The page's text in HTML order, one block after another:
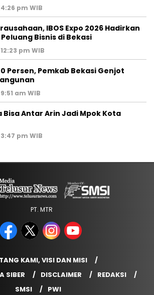
pm WIB
IBOS Expo 2026 Hadirkan
Bisnis di Bekasi
pm WIB
Persen, Pemkab Bekasi Genjot
am WIB
Bisa Antar Arin Jadi Mpok Kota
pm WIB
PT. MTR
KAMI, VISI DAN MISI
SIBER
DISCLAIMER
REDAKSI
SMSI
PWI